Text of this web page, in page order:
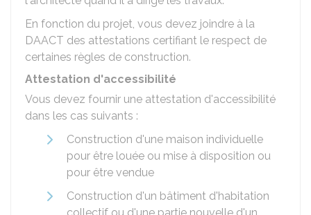
En fonction du projet, vous devez joindre à la
DAACT des attestations certifiant le respect de
certaines règles de construction.
Attestation d'accessibilité
Vous devez fournir une attestation d'accessibilité
dans les cas suivants :
Construction d'une maison individuelle
pour être louée ou mise à disposition ou
pour être vendue
Construction d'un bâtiment d'habitation